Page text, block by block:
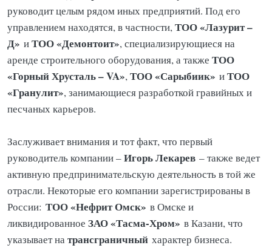
руководит целым рядом иных предприятий. Под его
управлением находятся, в частности,ТОО «Лазурит –
Д» иТОО «Демонтоит», специализирующиеся на
аренде строительного оборудования, а также ТОО
«Горный Хрусталь – VA»,ТОО «Сарыбиик» иТОО
«Гранулит», занимающиеся разработкой гравийных и
песчаных карьеров.
Заслуживает внимания и тот факт, что первый
руководитель компании –Игорь Лекарев – также ведет
активную предпринимательскую деятельность в той же
отрасли. Некоторые его компании зарегистрированы в
России: ТОО «Нефрит Омск» в Омске и
ликвидированное ЗАО «Тасма-Хром» в Казани, что
указывает натрансграничный характер бизнеса.